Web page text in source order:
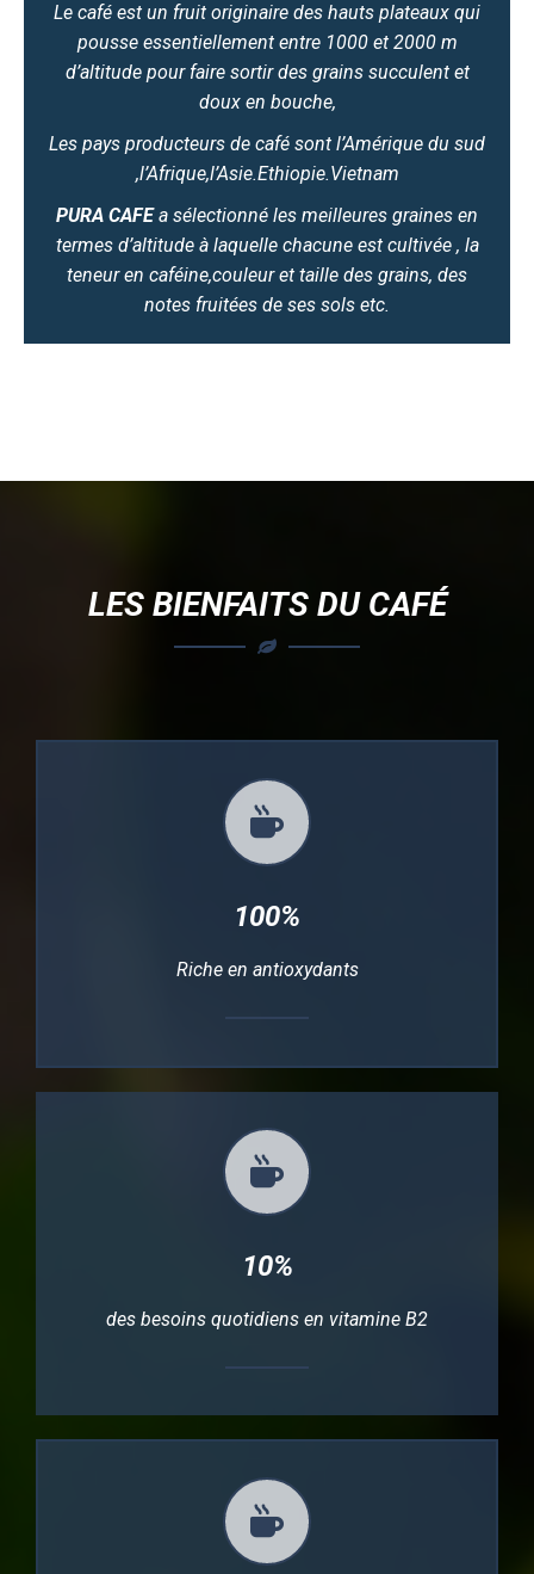
Le café est un fruit originaire des hauts plateaux qui
pousse essentiellement entre 1000 et 2000 m
d’altitude pour faire sortir des grains succulent et
doux en bouche,
Les pays producteurs de café sont l’Amérique du sud
,l’Afrique,l’Asie.Ethiopie.Vietnam
PURA CAFEa sélectionné les meilleures graines en
termes d’altitude à laquelle chacune est cultivée , la
teneur en caféine,couleur et taille des grains, des
notes fruitées de ses sols etc.
LES BIENFAITS DU CAFÉ
100%
Riche en antioxydants
10%
des besoins quotidiens en vitamine B2